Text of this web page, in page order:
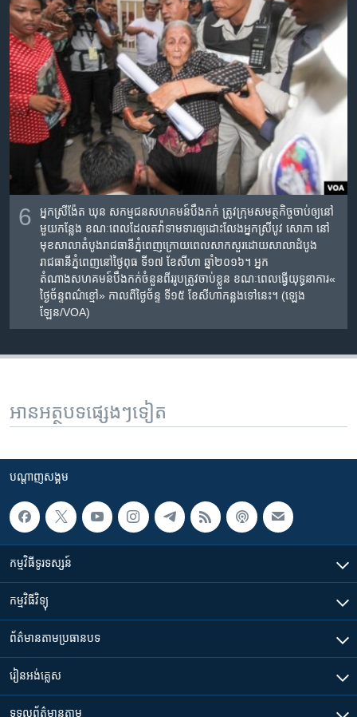
6
អ្នកស្រី​ង៉ែត ឃុន សកម្មជនសហគមន៍​បឹងកក់ ត្រូវ​ក្រុមសមត្ថកិច្ច​ចាប់​ឲ្យ​នៅ​
មួយកន្លែង​ ខណៈពេល​ដែល​តវ៉ាទាមទារ​ឲ្យដោះលែង​អ្នកស្រី​បូវ​ សោភា​ ​នៅ​
មុខ​សាលាតំបូង​រាជធានី​ភ្នំពេញក្រោយ​ពេល​សាកសួរ​ដោយសាលាដំបូង​
រាជធានី​ភ្នំពេញនៅ​ថ្ងៃ​ពុធ ទី​១៧ ខែ​សីហា ឆ្នាំ​២០១៦។​ អ្នក
តំណាងសហគមន៍​​បឹងកក់​ចំនួន​ពីរ​រូប​ត្រូវចាប់ខ្លួន​ ខណៈពេល​ធ្វើយុទ្ធនាការ​«​
ថ្ងៃ​ច័ន្ទ​ពណ៌ខ្មៅ» កាលពី​ថ្ងៃ​ច័ន្ទ ទី​១៥ ខែ​សីហាកន្លងទៅ​នេះ។ (ឡេង​
ឡែន/VOA)
អានអត្ថបទផ្សេងៗទៀត
បណ្តាញ​សង្គម
កម្មវិធី​ទូរទស្សន៍
កម្មវិធី​វិទ្យុ
ព័ត៌មាន​តាមប្រធានបទ​
រៀន​​អង់គ្លេស
ទទួល​ព័ត៌មាន​តាម